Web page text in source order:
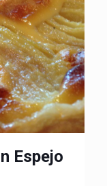
Espejo